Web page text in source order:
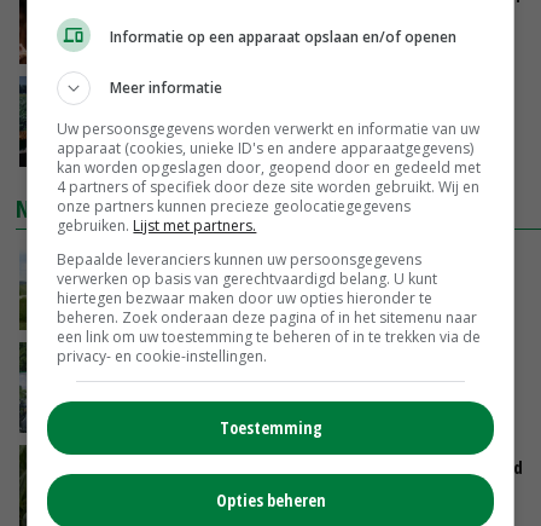
VANDAAG, 15:20
‘Cijfer jezelf niet weg en doe vooral ook waar
je gelukkig van wordt’
VANDAAG, 13:31
NIEUWSTE VIDEO'S
POAH!: John Deere 7730
VANDAAG, 10:00
Oekraïne-vlogger Kees Huizinga: ‘Bezoek van
de ambassade mag zelf groente plukken’
Limburgse mais van Frijns doet het verrassend
GISTEREN, 10:00
Informatie op een apparaat opslaan en/of openen
Meer informatie
Uw persoonsgegevens worden verwerkt en informatie van uw
apparaat (cookies, unieke ID's en andere apparaatgegevens)
kan worden opgeslagen door, geopend door en gedeeld met
4 partners of specifiek door deze site worden gebruikt. Wij en
onze partners kunnen precieze geolocatiegegevens
gebruiken. Lijst met partners.
Bepaalde leveranciers kunnen uw persoonsgegevens
verwerken op basis van gerechtvaardigd belang. U kunt
hiertegen bezwaar maken door uw opties hieronder te
beheren. Zoek onderaan deze pagina of in het sitemenu naar
een link om uw toestemming te beheren of in te trekken via de
privacy- en cookie-instellingen.
Toestemming
Opties beheren